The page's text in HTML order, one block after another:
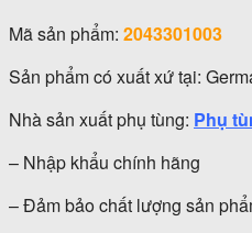
Mã sản phẩm: 2043301003
Sản phẩm có xuất xứ tại:
Nhà sản xuất phụ tùng: Phụ
– Nhập khẩu chính hãng
– Đảm bảo chất lượng sản